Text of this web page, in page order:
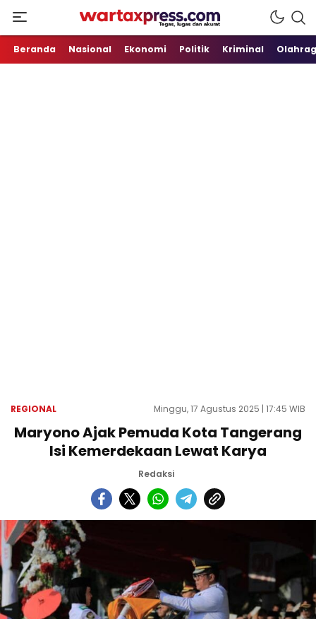
WartaXpress
Tegas, Lugas dan Akurat
Beranda Nasional Ekonomi Politik Kriminal
REGIONAL Minggu, 17 Agustus 2025 | 17:45 WIB
Maryono Ajak Pemuda Kota Tangerang
Isi Kemerdekaan Lewat Karya
Redaksi